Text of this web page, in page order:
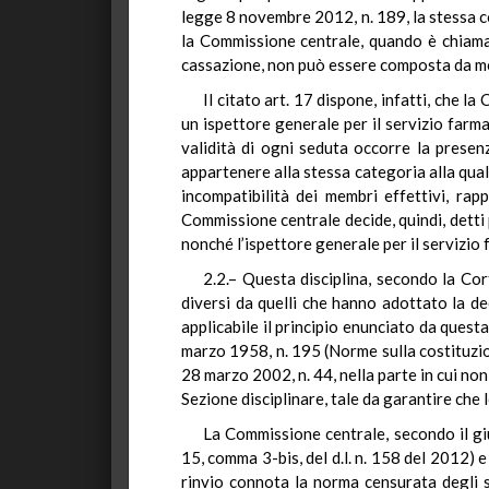
legge 8 novembre 2012, n. 189, la stessa
la Commissione centrale, quando è
cassazione, non può essere composta da
Il citato art. 17 dispone, infatti, che la
un ispettore generale per il servizio
validità di ogni seduta occorre la
appartenere alla stessa categoria alla
incompatibilità dei membri effettivi,
Commissione centrale decide, quindi,
nonché l’ispettore generale per il
2.2.– Questa disciplina, secondo la
diversi da quelli che hanno adottato la
applicabile il principio enunciato da
marzo 1958, n. 195 (Norme sulla
28 marzo 2002, n. 44, nella parte in cui
Sezione disciplinare, tale da garantire
La Commissione centrale, secondo il
15, comma 3-bis, del d.l. n. 158 del
rinvio connota la norma censurata degli